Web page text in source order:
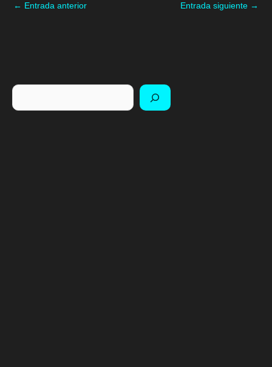
← Entrada anterior Entrada siguiente →
Buscar